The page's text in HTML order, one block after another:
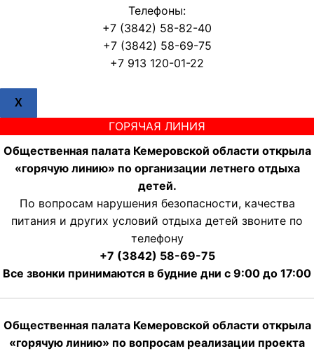
Телефоны:
+7 (3842) 58-82-40
+7 (3842) 58-69-75
+7 913 120-01-22
X
ГОРЯЧАЯ ЛИНИЯ
Общественная палата Кемеровской области открыла
«горячую линию» по организации летнего отдыха
детей.
По вопросам нарушения безопасности, качества
питания и других условий отдыха детей звоните по
телефону
+7 (3842) 58-69-75
Все звонки принимаются в будние дни с 9:00 до 17:00
Общественная палата Кемеровской области открыла
«горячую линию» по вопросам реализации проекта